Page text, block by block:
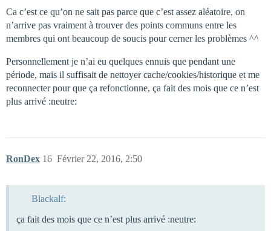
Ca c’est ce qu’on ne sait pas parce que c’est assez aléatoire, on
n’arrive pas vraiment à trouver des points communs entre les
membres qui ont beaucoup de soucis pour cerner les problèmes ^^
Personnellement je n’ai eu quelques ennuis que pendant une
période, mais il suffisait de nettoyer cache/cookies/historique et me
reconnecter pour que ça refonctionne, ça fait des mois que ce n’est
plus arrivé :neutre:
RonDex Février 22, 2016, 2:50
16
Blackalf:
ça fait des mois que ce n’est plus arrivé :neutre: